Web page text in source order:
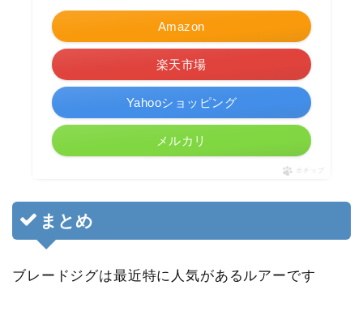
Amazon
楽天市場
Yahooショッピング
メルカリ
ポチップ
まとめ
ブレードジグは最近特に人気があるルアーです